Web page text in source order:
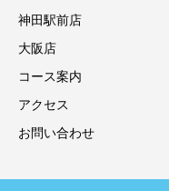
神田駅前店
大阪店
コース案内
アクセス
お問い合わせ